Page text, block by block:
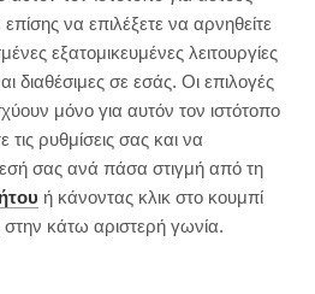
να επιλέξετε να αρνηθείτε
εξατομικευμένες λειτουργίες
διαθέσιμες σε εσάς. Οι επιλογές
μόνο για αυτόν τον ιστότοπο
τις ρυθμίσεις σας και να
σας ανά πάσα στιγμή από τη
ή κάνοντας κλικ στο κουμπί
στην κάτω αριστερή γωνία.